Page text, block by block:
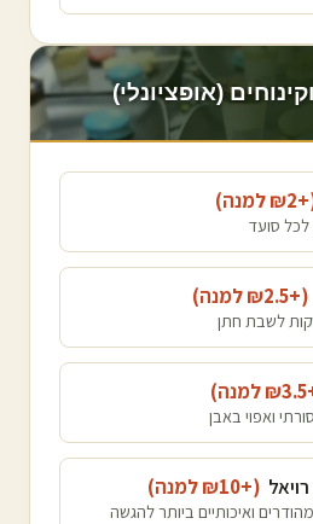
(אופציונלי)
2 למנה)
לכל סועד
(+₪
2.5 למנה)
לשבת חתן
3.5 למנה)
ואפוי באבן
(+₪
10 למנה)
ואיכותיים ביותר להגשה